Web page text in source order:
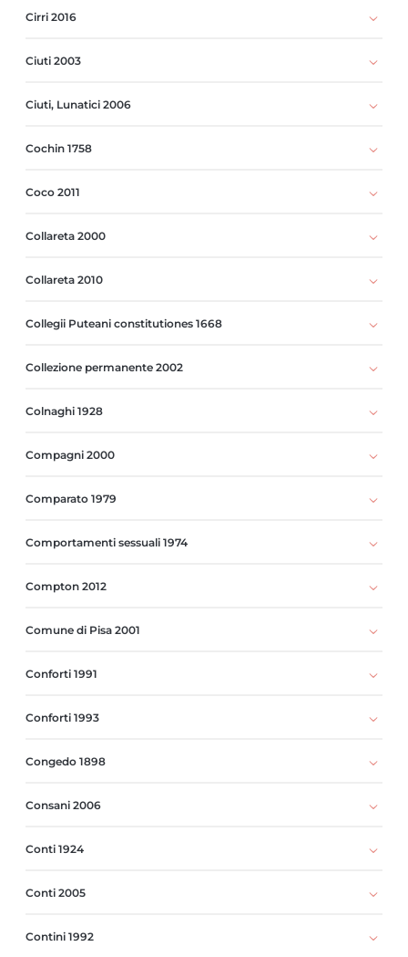
Cirri 2016
Ciuti 2003
Ciuti, Lunatici 2006
Cochin 1758
Coco 2011
Collareta 2000
Collareta 2010
Collegii Puteani constitutiones 1668
Collezione permanente 2002
Colnaghi 1928
Compagni 2000
Comparato 1979
Comportamenti sessuali 1974
Compton 2012
Comune di Pisa 2001
Conforti 1991
Conforti 1993
Congedo 1898
Consani 2006
Conti 1924
Conti 2005
Contini 1992